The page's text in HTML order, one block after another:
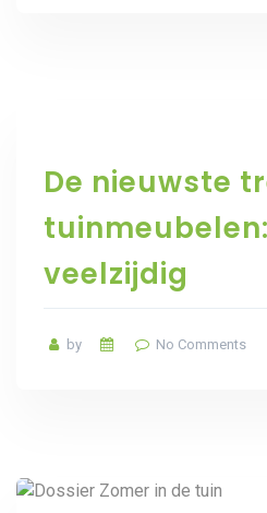
De nieuwste
veelzijdig
by No Comments